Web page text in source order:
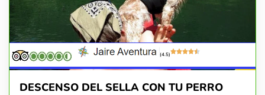
(4.5)
DESCENSO DEL SELLA CON TU PERRO